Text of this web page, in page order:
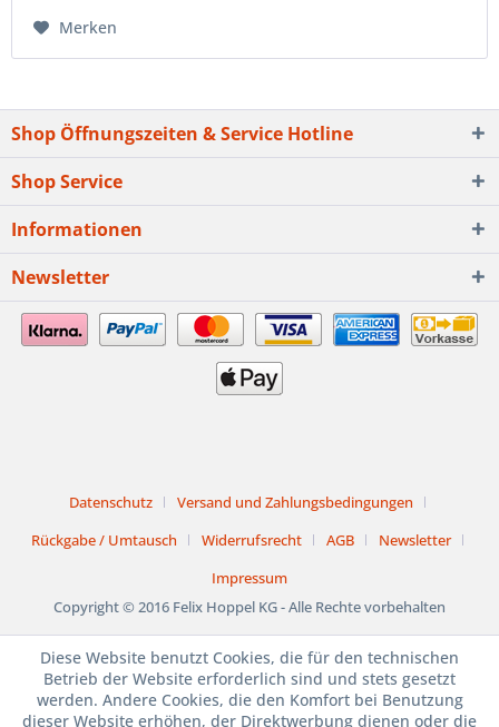
1. bis 15. August
Merken
Shop Öffnungszeiten & Service Hotline
Shop Service
Informationen
Newsletter
Datenschutz
Versand und Zahlungsbedingungen
Rückgabe / Umtausch
Widerrufsrecht AGB
Newsletter
Impressum
Copyright © 2016 Felix Hoppel KG - Alle Rechte vorbehalten
Diese Website benutzt Cookies, die für den technischen
Betrieb der Website erforderlich sind und stets gesetzt
werden. Andere Cookies, die den Komfort bei Benutzung
dieser Website erhöhen, der Direktwerbung dienen oder die